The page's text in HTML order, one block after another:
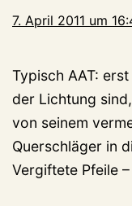
7. April 2011 um
Typisch AAT:
der Lichtung
von seinem
Querschläger in
Vergiftete Pfeile